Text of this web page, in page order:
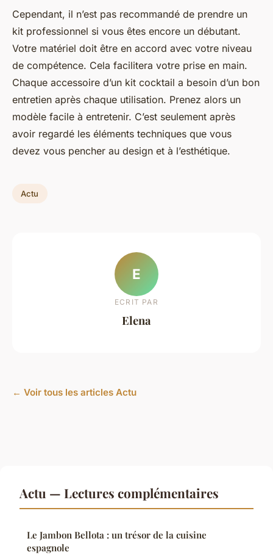
Cependant, il n’est pas recommandé de prendre un
kit professionnel si vous êtes encore un débutant.
Votre matériel doit être en accord avec votre niveau
de compétence. Cela facilitera votre prise en main.
Chaque accessoire d’un kit cocktail a besoin d’un bon
entretien après chaque utilisation. Prenez alors un
modèle facile à entretenir. C’est seulement après
avoir regardé les éléments techniques que vous
devez vous pencher au design et à l’esthétique.
Actu
E
ECRIT PAR
Elena
← Voir tous les articles Actu
Actu — Lectures complémentaires
Le Jambon Bellota : un trésor de la cuisine
espagnole